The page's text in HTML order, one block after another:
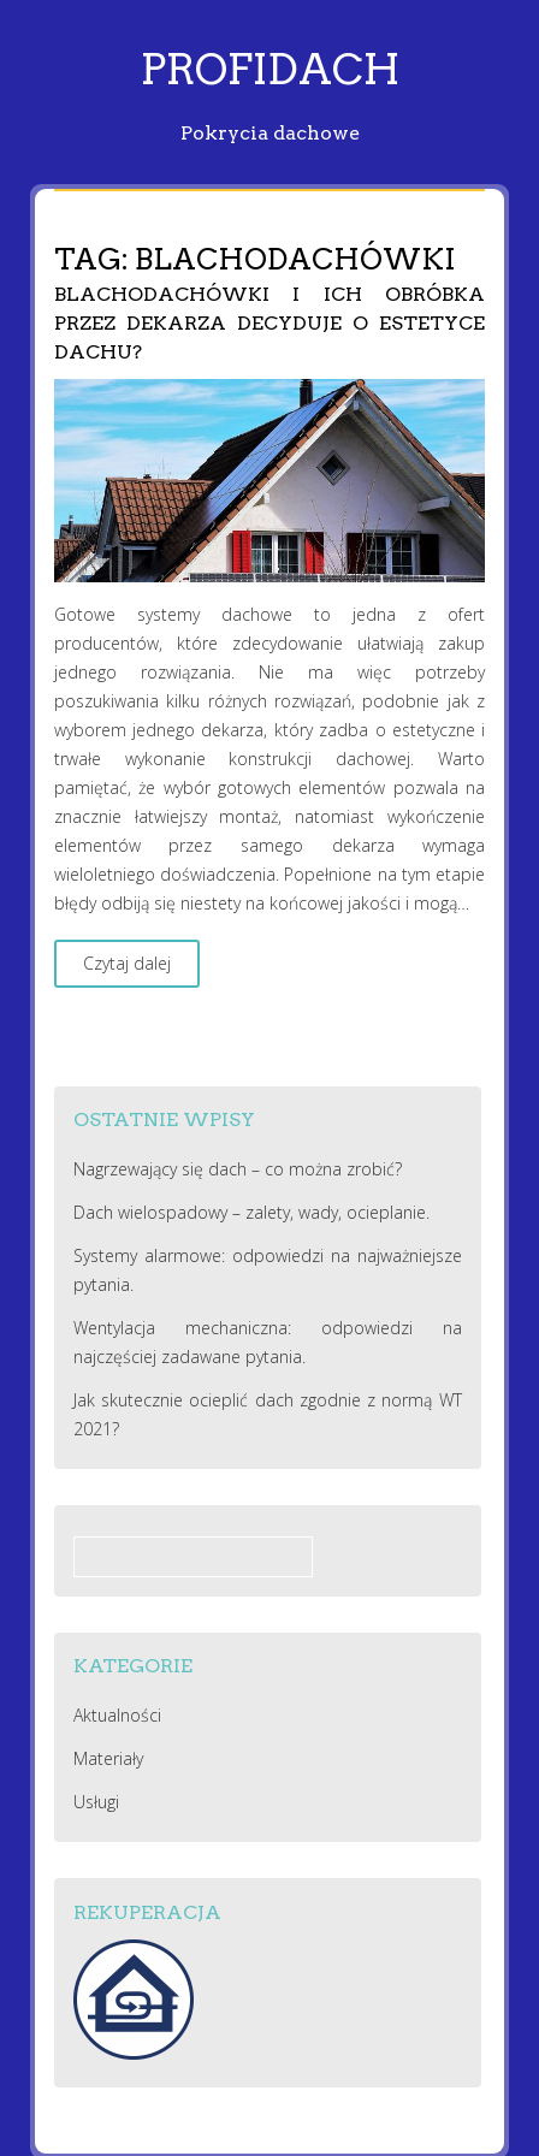
PROFIDACH
Pokrycia dachowe
TAG: BLACHODACHÓWKI
BLACHODACHÓWKI I ICH OBRÓBKA
PRZEZ DEKARZA DECYDUJE O ESTETYCE
DACHU?
Gotowe systemy dachowe to jedna z ofert
producentów, które zdecydowanie ułatwiają zakup
jednego rozwiązania. Nie ma więc potrzeby
poszukiwania kilku różnych rozwiązań, podobnie jak z
wyborem jednego dekarza, który zadba o estetyczne i
trwałe wykonanie konstrukcji dachowej. Warto
pamiętać, że wybór gotowych elementów pozwala na
znacznie łatwiejszy montaż, natomiast wykończenie
elementów przez samego dekarza wymaga
wieloletniego doświadczenia. Popełnione na tym etapie
błędy odbiją się niestety na końcowej jakości i mogą…
Czytaj dalej
OSTATNIE WPISY
Nagrzewający się dach – co można zrobić?
Dach wielospadowy – zalety, wady, ocieplanie.
Systemy alarmowe: odpowiedzi na najważniejsze
pytania.
Wentylacja mechaniczna: odpowiedzi na
najczęściej zadawane pytania.
Jak skutecznie ocieplić dach zgodnie z normą WT
2021?
KATEGORIE
Aktualności
Materiały
Usługi
REKUPERACJA